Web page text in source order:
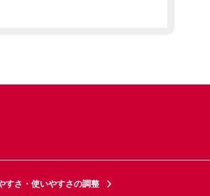
すさ・使いやすさの調整